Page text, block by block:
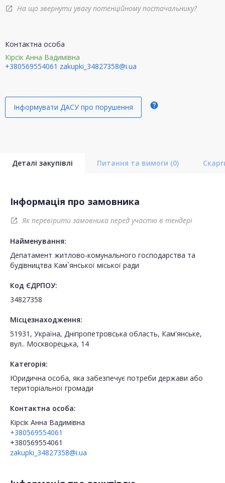
open_in_new На що звернути увагу потенційному постачальнику?
Контактна особа
Кірсік Анна Вадимівна
+380569554061 zakupki_34827358@i.ua
Інформувати ДАСУ про порушення help
Деталі закупівлі Питання та вимоги (0)
Інформація про замовника
open_in_new Як перевірити замовника перед участю в тендері
Найменування:
Депатамент житлово-комунального господарства та
будівництва Кам`янської міської ради
Код ЄДРПОУ:
34827358
Місцезнаходження:
51931, Україна, Дніпропетровська область, Кам'янське,
вул.. Москворецька, 14
Категорія:
Юридична особа, яка забезпечує потреби держави або
територіальної громади
Контактна особа:
Кірсік Анна Вадимівна
+380569554061
+380569554061
zakupki_34827358@i.ua